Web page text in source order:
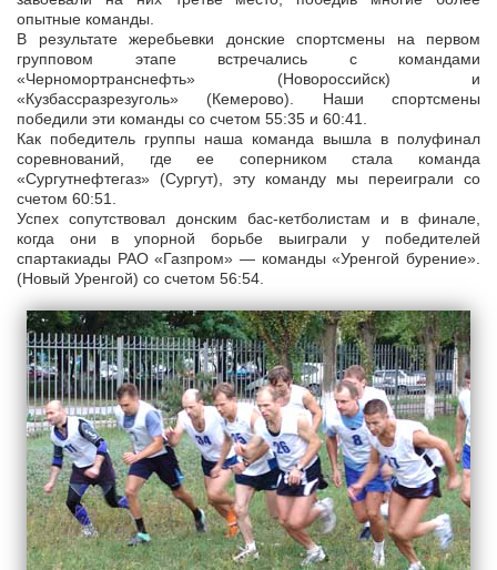
опытные команды.
В результате жеребьевки донские спортсмены на первом
групповом этапе встречались с командами
«Черномортранснефть» (Новороссийск) и
«Кузбассразрезуголь» (Кемерово). Наши спортсмены
победили эти команды со счетом 55:35 и 60:41.
Как победитель группы наша команда вышла в полуфинал
соревнований, где ее соперником стала команда
«Сургутнефтегаз» (Сургут), эту команду мы переиграли со
счетом 60:51.
Успех сопутствовал донским бас-кетболистам и в финале,
когда они в упорной борьбе выиграли у победителей
спартакиады РАО «Газпром» — команды «Уренгой бурение».
(Новый Уренгой) со счетом 56:54.